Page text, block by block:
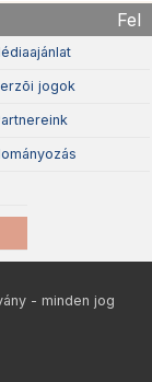
Fel
jogok
- minden jog